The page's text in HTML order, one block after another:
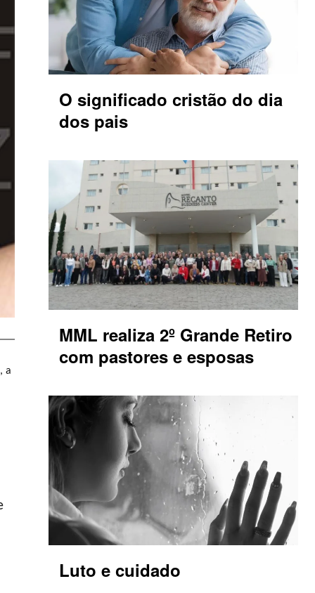
a
O significado cristão do dia
dos pais
MML realiza 2º Grande Retiro
com pastores e esposas
Luto e cuidado